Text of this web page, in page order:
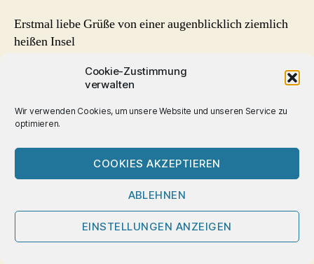
Cookie-Zustimmung
verwalten
Wir verwenden Cookies, um unsere Website und unseren Service zu
optimieren.
COOKIES AKZEPTIEREN
ABLEHNEN
EINSTELLUNGEN ANZEIGEN
Erstmal liebe Grüße von einer augenblicklich ziemlich
heißen Insel
5. März 2021 um 10:08
Hallo Birgit,
ich hab mich sehr gefreut über deinen Kommentar
(eine Mail ist bisher nicht angekommen).